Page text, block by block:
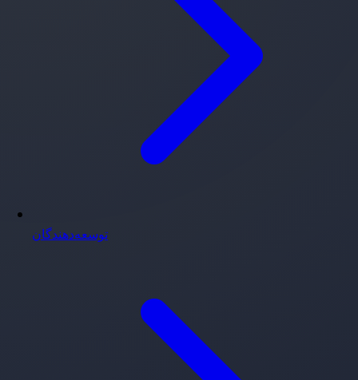
توسعه‌دهندگان